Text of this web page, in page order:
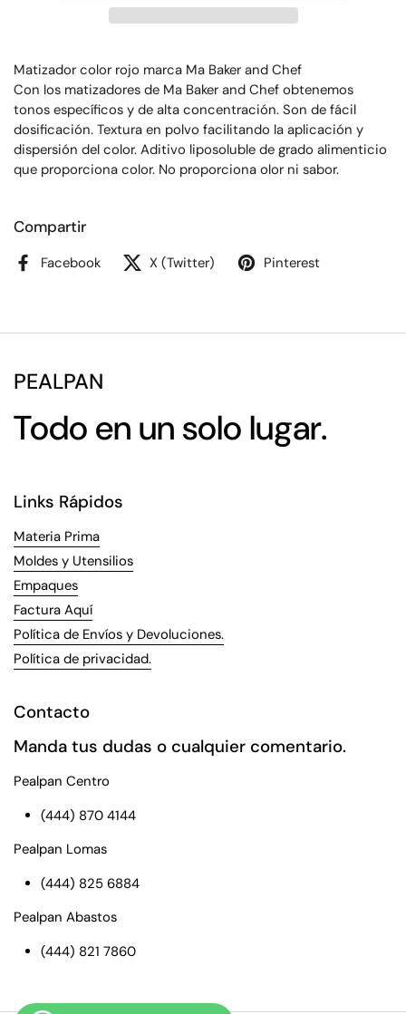
Matizador color rojo marca Ma Baker and Chef
Con los matizadores de Ma Baker and Chef obtenemos
tonos específicos y de alta concentración. Son de fácil
dosificación. Textura en polvo facilitando la aplicación y
dispersión del color. Aditivo liposoluble de grado alimenticio
que proporciona color. No proporciona olor ni sabor.
Compartir
Facebook X (Twitter) Pinterest
PEALPAN
Todo en un solo lugar.
Links Rápidos
Materia Prima
Moldes y Utensilios
Empaques
Factura Aquí
Política de Envíos y Devoluciones.
Política de privacidad.
Contacto
Manda tus dudas o cualquier comentario.
Pealpan Centro
(444) 870 4144
Pealpan Lomas
(444) 825 6884
Pealpan Abastos
(444) 821 7860